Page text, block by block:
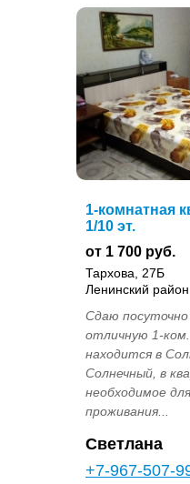
1-комнатная
1/10 эт.
от 1 700 руб.
Тархова, 27Б
Ленинский район
Сдаю посуточно
отличную 1-
находится в
Солнечный, в
необходимое
проживания...
Светлана
+7-967-507-